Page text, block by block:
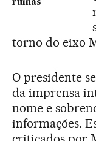
ruínas
torno do eixo
O presidente
da imprensa
nome e
informações.